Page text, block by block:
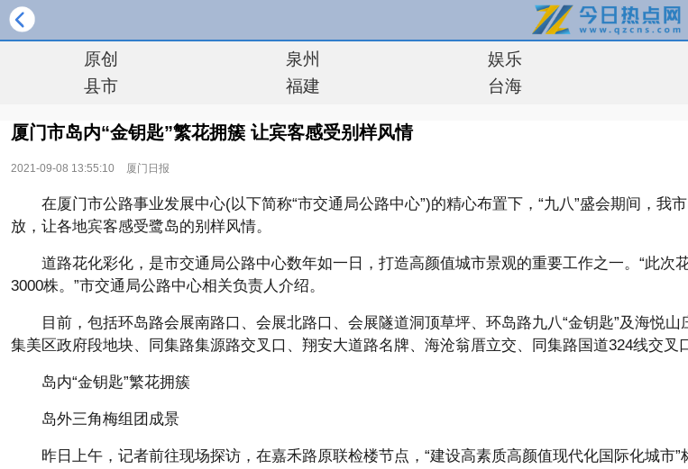
原创 泉州 娱乐
县市
福建 台海
厦门市岛内“金钥匙”繁花拥簇 让宾客感受别样风情
2021-09-08 13:55:10 厦门日报
在厦门市公路事业发展中心(以下简称“市交通局公路中心”)的精心布置下，“九八”盛会期间，
放，让各地宾客感受鹭岛的别样风情。
道路花化彩化，是市交通局公路中心数年如一日，打造高颜值城市景观的重要工作之一。“此
3000株。”市交通局公路中心相关负责人介绍。
目前，包括环岛路会展南路口、会展北路口、会展隧道洞顶草坪、环岛路九八“金钥匙”及海悦
集美区政府段地块、同集路集源路交叉口、翔安大道路名牌、海沧翁厝立交、同集路国道324线交叉
岛内“金钥匙”繁花拥簇
岛外三角梅组团成景
昨日上午，记者前往现场探访，在嘉禾路原联检楼节点，“建设高素质高颜值现代化国际化城